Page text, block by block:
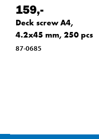
159,-
Deck screw A4,
4.2x45 mm, 250 pcs
87-0685